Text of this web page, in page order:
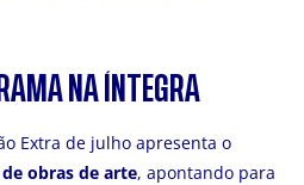
NA ÍNTEGRA
Extra de julho apresenta o
obras de arte, apontando para